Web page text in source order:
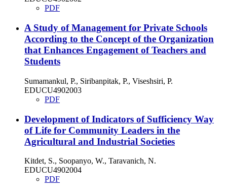
PDF
A Study of Management for Private Schools
According to the Concept of the Organization
that Enhances Engagement of Teachers and
Students
Sumamankul, P., Siribanpitak, P., Viseshsiri, P.
EDUCU4902003
PDF
Development of Indicators of Sufficiency Way
of Life for Community Leaders in the
Agricultural and Industrial Societies
Kitdet, S., Soopanyo, W., Taravanich, N.
EDUCU4902004
PDF